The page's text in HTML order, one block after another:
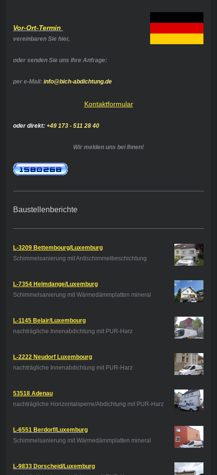
Vor-Ort-Termin
vereinbaren Sie hier,
oder senden Sie uns Ihre Anfrage:
per e-Mail: info@bich-abdichtung.de
Kontaktformular
oder direkt: +49 173 - 511 28 40
Wir melden uns bei Ihnen!
Baustellenberichte
L-3209 Bettembourg/Luxemburg
Schimmelsanierung mit Antischimmelbeschichtung
L-7354 Helmdange/Luxemburg
Schimmelsanierung mit Wärmedämmplatten mineral
L-1145 Belair/Luxembourg
nachträgliche Innenabdichtung mit PUR-Harz
L-2222 Neudorf Luxembourg
nachträgliche Innenabdichtung mit PUR-Harz
53518 Adenau
nachträgliche Horizontalsperre/Abdichtung mit PUR-Harz
L-6551 Berdorf/Luxemburg
Schimmelsanierung mit Wärmedämmplatten mineral
L-9833 Dorscheid/Luxemburg